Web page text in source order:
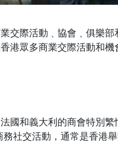
交際活動﹑協會﹑俱樂
港眾多商業交際活動和
國和義大利的商會特別
社交活動，通常是香港